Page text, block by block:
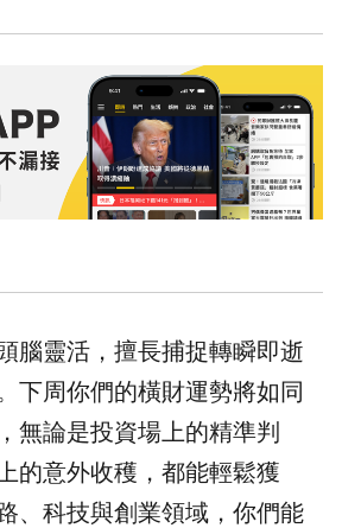
腦靈活，擅長捕捉轉瞬即逝
下周你們的橫財運勢將如同
無論是投資場上的精準判
的意外收穫，都能輕鬆獲
、科技與創業領域，你們能